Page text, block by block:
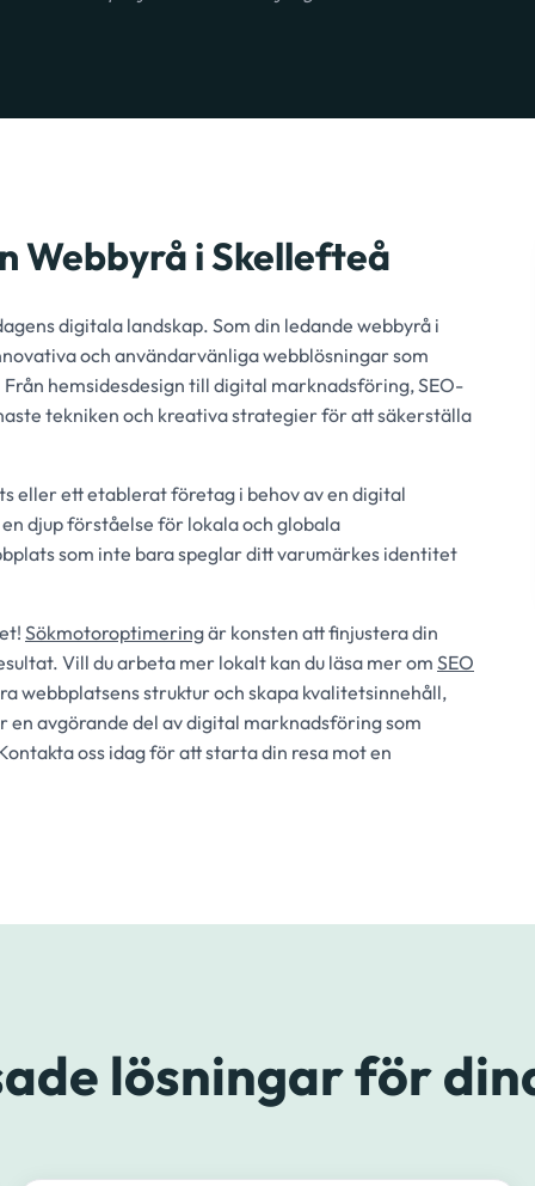
Webbyrå i Skellefteå
digitala landskap. Som din ledande webbyrå i
och användarvänliga webblösningar som
hemsidesdesign till digital marknadsföring, SEO-
tekniken och kreativa strategier för att säkerställa
eller ett etablerat företag i behov av en digital
djup förståelse för lokala och globala
som inte bara speglar ditt varumärkes identitet
Sökmotoroptimeringär konsten att finjustera din
Vill du arbeta mer lokalt kan du läsa mer om SEO
webbplatsens struktur och skapa kvalitetsinnehåll,
en avgörande del av digital marknadsföring som
oss idag för att starta din resa mot en
lösningar för